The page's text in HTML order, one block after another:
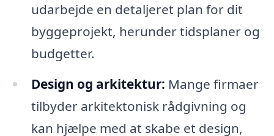
udarbejde en detaljeret plan for dit
byggeprojekt, herunder tidsplaner og
budgetter.
Design og arkitektur: Mange firmaer
tilbyder arkitektonisk rådgivning og
kan hjælpe med at skabe et design,